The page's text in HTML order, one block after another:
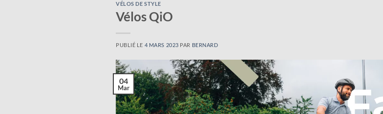
VÉLOS DE STYLE
Vélos QiO
PUBLIÉ LE 4 MARS 2023 PAR BERNARD
04
Mar